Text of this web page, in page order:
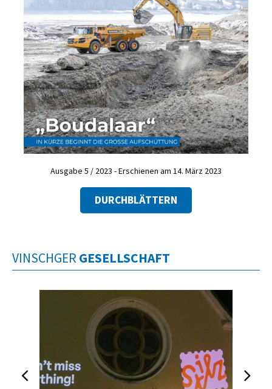
Ausgabe 5 / 2023 - Erschienen am 14. März 2023
DURCHBLÄTTERN
VINSCHGER GESELLSCHAFT